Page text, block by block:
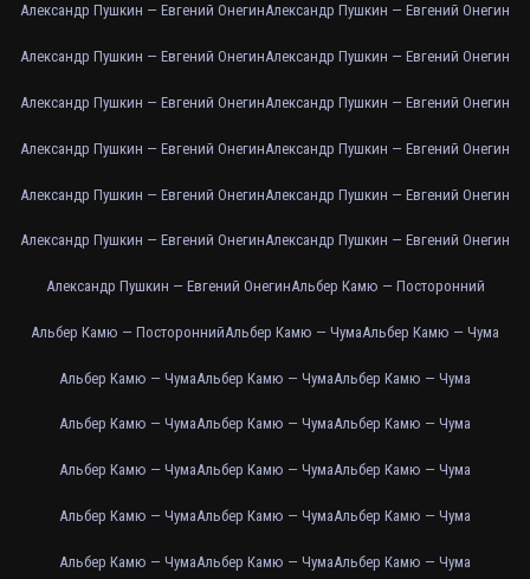
Александр Пушкин — Евгений ОнегинАлександр Пушкин — Евгений Онегин
Александр Пушкин — Евгений ОнегинАлександр Пушкин — Евгений Онегин
Александр Пушкин — Евгений ОнегинАлександр Пушкин — Евгений Онегин
Александр Пушкин — Евгений ОнегинАлександр Пушкин — Евгений Онегин
Александр Пушкин — Евгений ОнегинАлександр Пушкин — Евгений Онегин
Александр Пушкин — Евгений ОнегинАлександр Пушкин — Евгений Онегин
Александр Пушкин — Евгений ОнегинАльбер Камю — Посторонний
Альбер Камю — ПостороннийАльбер Камю — ЧумаАльбер Камю — Чума
Альбер Камю — ЧумаАльбер Камю — ЧумаАльбер Камю — Чума
Альбер Камю — ЧумаАльбер Камю — ЧумаАльбер Камю — Чума
Альбер Камю — ЧумаАльбер Камю — ЧумаАльбер Камю — Чума
Альбер Камю — ЧумаАльбер Камю — ЧумаАльбер Камю — Чума
Альбер Камю — ЧумаАльбер Камю — ЧумаАльбер Камю — Чума